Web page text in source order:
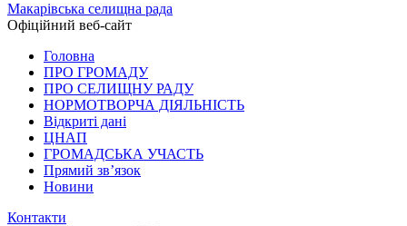
Макарівська селищна рада
Офіційний веб-сайт
Головна
ПРО ГРОМАДУ
ПРО СЕЛИЩНУ РАДУ
НОРМОТВОРЧА ДІЯЛЬНІСТЬ
Відкриті дані
ЦНАП
ГРОМАДСЬКА УЧАСТЬ
Прямий зв’язок
Новини
Контакти